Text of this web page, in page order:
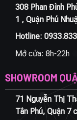
308 Phan Đình
1 , Quận Phú
Hotline:
Mở cửa: 8h-22h
SHOWROOM
71 Nguyễn Thị
Tân Phú, Quận 7